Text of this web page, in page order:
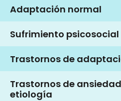
Adaptación normal
Sufrimiento psicosocial
Trastornos de
Trastornos de
etiología